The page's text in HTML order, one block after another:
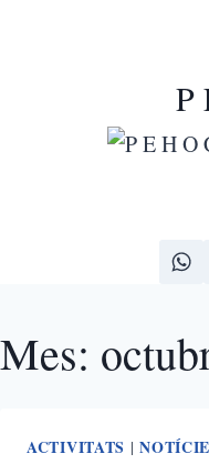
P
Mes:
ACTIVITATS |